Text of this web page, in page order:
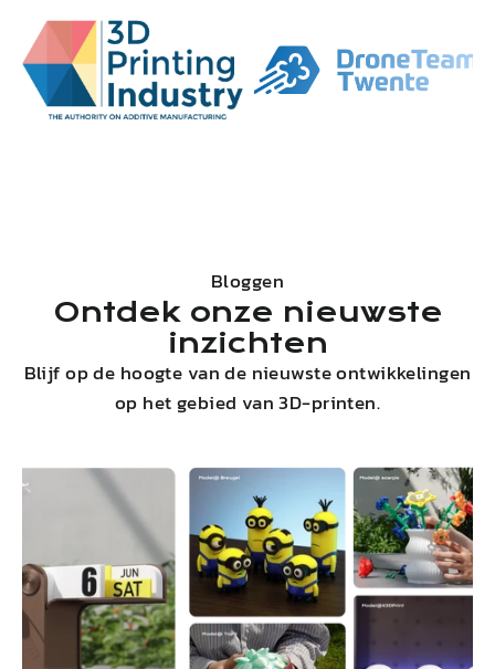
Bloggen
Ontdek onze nieuwste
inzichten
Blijf op de hoogte van de nieuwste ontwikkelingen
op het gebied van 3D-printen.